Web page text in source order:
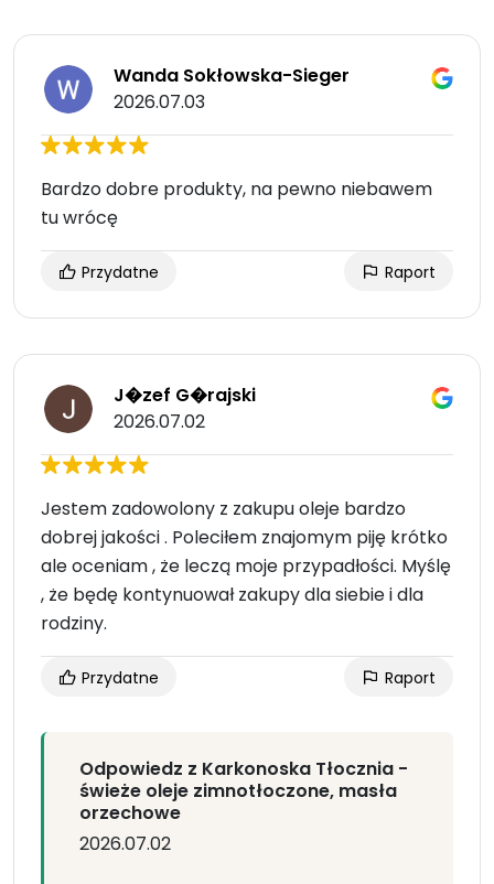
Wanda Sokłowska-Sieger
2026.07.03
Bardzo dobre produkty, na pewno niebawem
tu wrócę
Przydatne Raport
J�zef G�rajski
2026.07.02
Jestem zadowolony z zakupu oleje bardzo
dobrej jakości . Poleciłem znajomym piję krótko
ale oceniam , że leczą moje przypadłości. Myślę
, że będę kontynuował zakupy dla siebie i dla
rodziny.
Przydatne Raport
Odpowiedz z Karkonoska Tłocznia -
świeże oleje zimnotłoczone, masła
orzechowe
2026.07.02